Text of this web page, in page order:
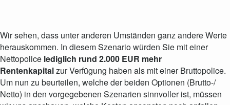
Wir sehen, dass unter anderen Umständen ganz andere Werte
herauskommen. In diesem Szenario würden Sie mit einer
Nettopolice lediglich rund 2.000 EUR mehr
Rentenkapitalzur Verfügung haben als mit einer Bruttopolice.
Um nun zu beurteilen, welche der beiden Optionen (Brutto-/
Netto) in den vorgegebenen Szenarien sinnvoller ist, müssen